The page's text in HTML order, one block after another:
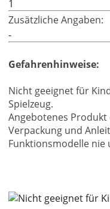
1
Zusätzliche Angaben:
-
Gefahrenhinweise:
Nicht geeignet für
Spielzeug.
Angebotenes
Verpackung und
Funktionsmodelle